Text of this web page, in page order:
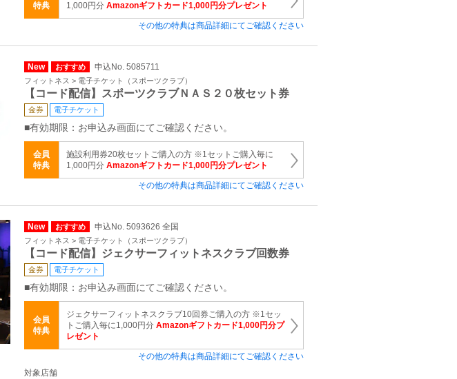
特典
1,000円分 Amazonギフトカード1,000円分プレゼント
その他の特典は商品詳細にてご確認ください
New おすすめ 申込No. 5085711
フィットネス > 電子チケット（スポーツクラブ）
【コード配信】スポーツクラブＮＡＳ２０枚セット券
金券 電子チケット
■有効期限：お申込み画面にてご確認ください。
会員
特典
施設利用券20枚セットご購入の方 ※1セットご購入毎に
1,000円分 Amazonギフトカード1,000円分プレゼント
その他の特典は商品詳細にてご確認ください
New おすすめ 申込No. 5093626 全国
フィットネス > 電子チケット（スポーツクラブ）
【コード配信】ジェクサーフィットネスクラブ回数券
金券 電子チケット
■有効期限：お申込み画面にてご確認ください。
会員
特典
ジェクサーフィットネスクラブ10回券ご購入の方 ※1セッ
トご購入毎に1,000円分 Amazonギフトカード1,000円分プ
レゼント
その他の特典は商品詳細にてご確認ください
対象店舗